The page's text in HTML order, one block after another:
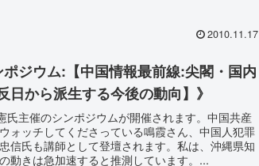
2010.11.17
ジウム:【中国情報最前線:尖閣・国内
日から派生する今後の動向】》
氏主催のシンポジウムが開催されます。中国共産
ォッチしてくださっている鳴霞さん、中国人犯罪
信氏も講師として登壇されます。私は、沖縄県知
動きは急加速すると推測しています。...